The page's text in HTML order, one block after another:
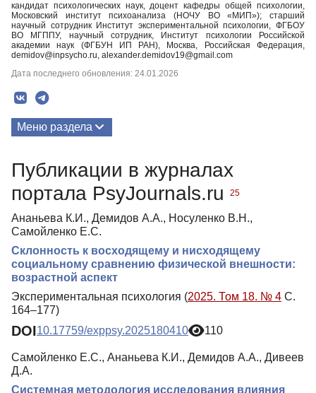
кандидат психологических наук, доцент кафедры общей психологии,
Московский институт психоанализа (НОЧУ ВО «МИП»); старший
научный сотрудник Институт экспериментальной психологии, ФГБОУ
ВО МГППУ, научный сотрудник, Институт психологии Российской
академии наук (ФГБУН ИП РАН), Москва, Российская Федерация,
demidov@inpsycho.ru, alexander.demidov19@gmail.com
Дата последнего обновления: 24.01.2026
Меню раздела
Биография
Публикации в журналах
портала PsyJournals.ru
25
Ананьева К.И., Демидов А.А., Носуленко В.Н.,
Самойленко Е.С.
Склонность к восходящему и нисходящему
социальному сравнению физической внешности:
возрастной аспект
Экспериментальная психология (2025. Том 18. № 4 С.
164–177)
DOI10.17759/exppsy.2025180410 110
Самойленко Е.С., Ананьева К.И., Демидов А.А., Дивеев
Д.А.
Системная методология исследования влияния